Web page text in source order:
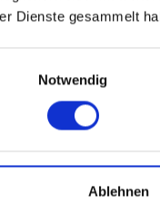
Dienste gesammelt
Notwendig
Ablehnen
-->